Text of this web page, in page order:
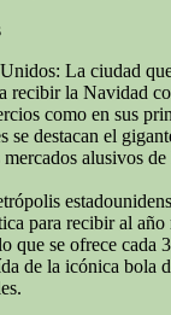
La ciudad
recibir la Navidad
como en sus
se destacan el
alusivos
para recibir al año
que se ofrece cada
de la icónica bola